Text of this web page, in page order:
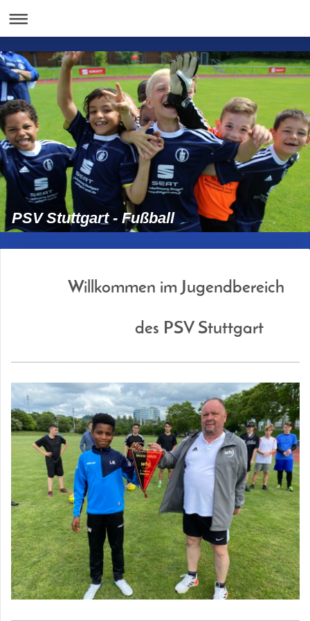
PSV Stuttgart - Fußball
Willkommen im Jugendbereich
des PSV Stuttgart